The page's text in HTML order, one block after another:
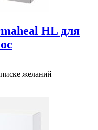
HL для
желаний